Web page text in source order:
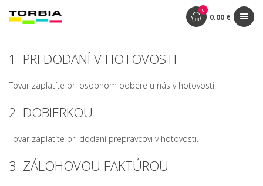
0
0.00 €
1. PRI DODANÍ V HOTOVOSTI
Tovar zaplatíte pri osobnom odbere u nás v hotovosti.
2. DOBIERKOU
Tovar zaplatíte pri dodaní prepravcovi v hotovosti.
3. ZÁLOHOVOU FAKTÚROU